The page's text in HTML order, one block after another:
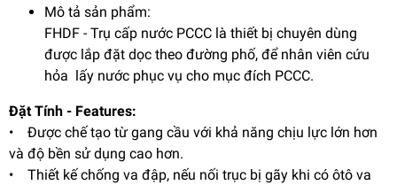
Mô tả sản phẩm:
FHDF - Trụ cấp nước PCCC là thiết bị chuyên dùng
được lắp đặt dọc theo đường phố, để nhân viên cứu
hỏa lấy nước phục vụ cho mục đích PCCC.
Đặt Tính - Features:
• Được chế tạo từ gang cầu với khả năng chịu lực lớn hơn
và độ bền sử dụng cao hơn.
• Thiết kế chống va đập, nếu nối trục bị gãy khi có ôtô va